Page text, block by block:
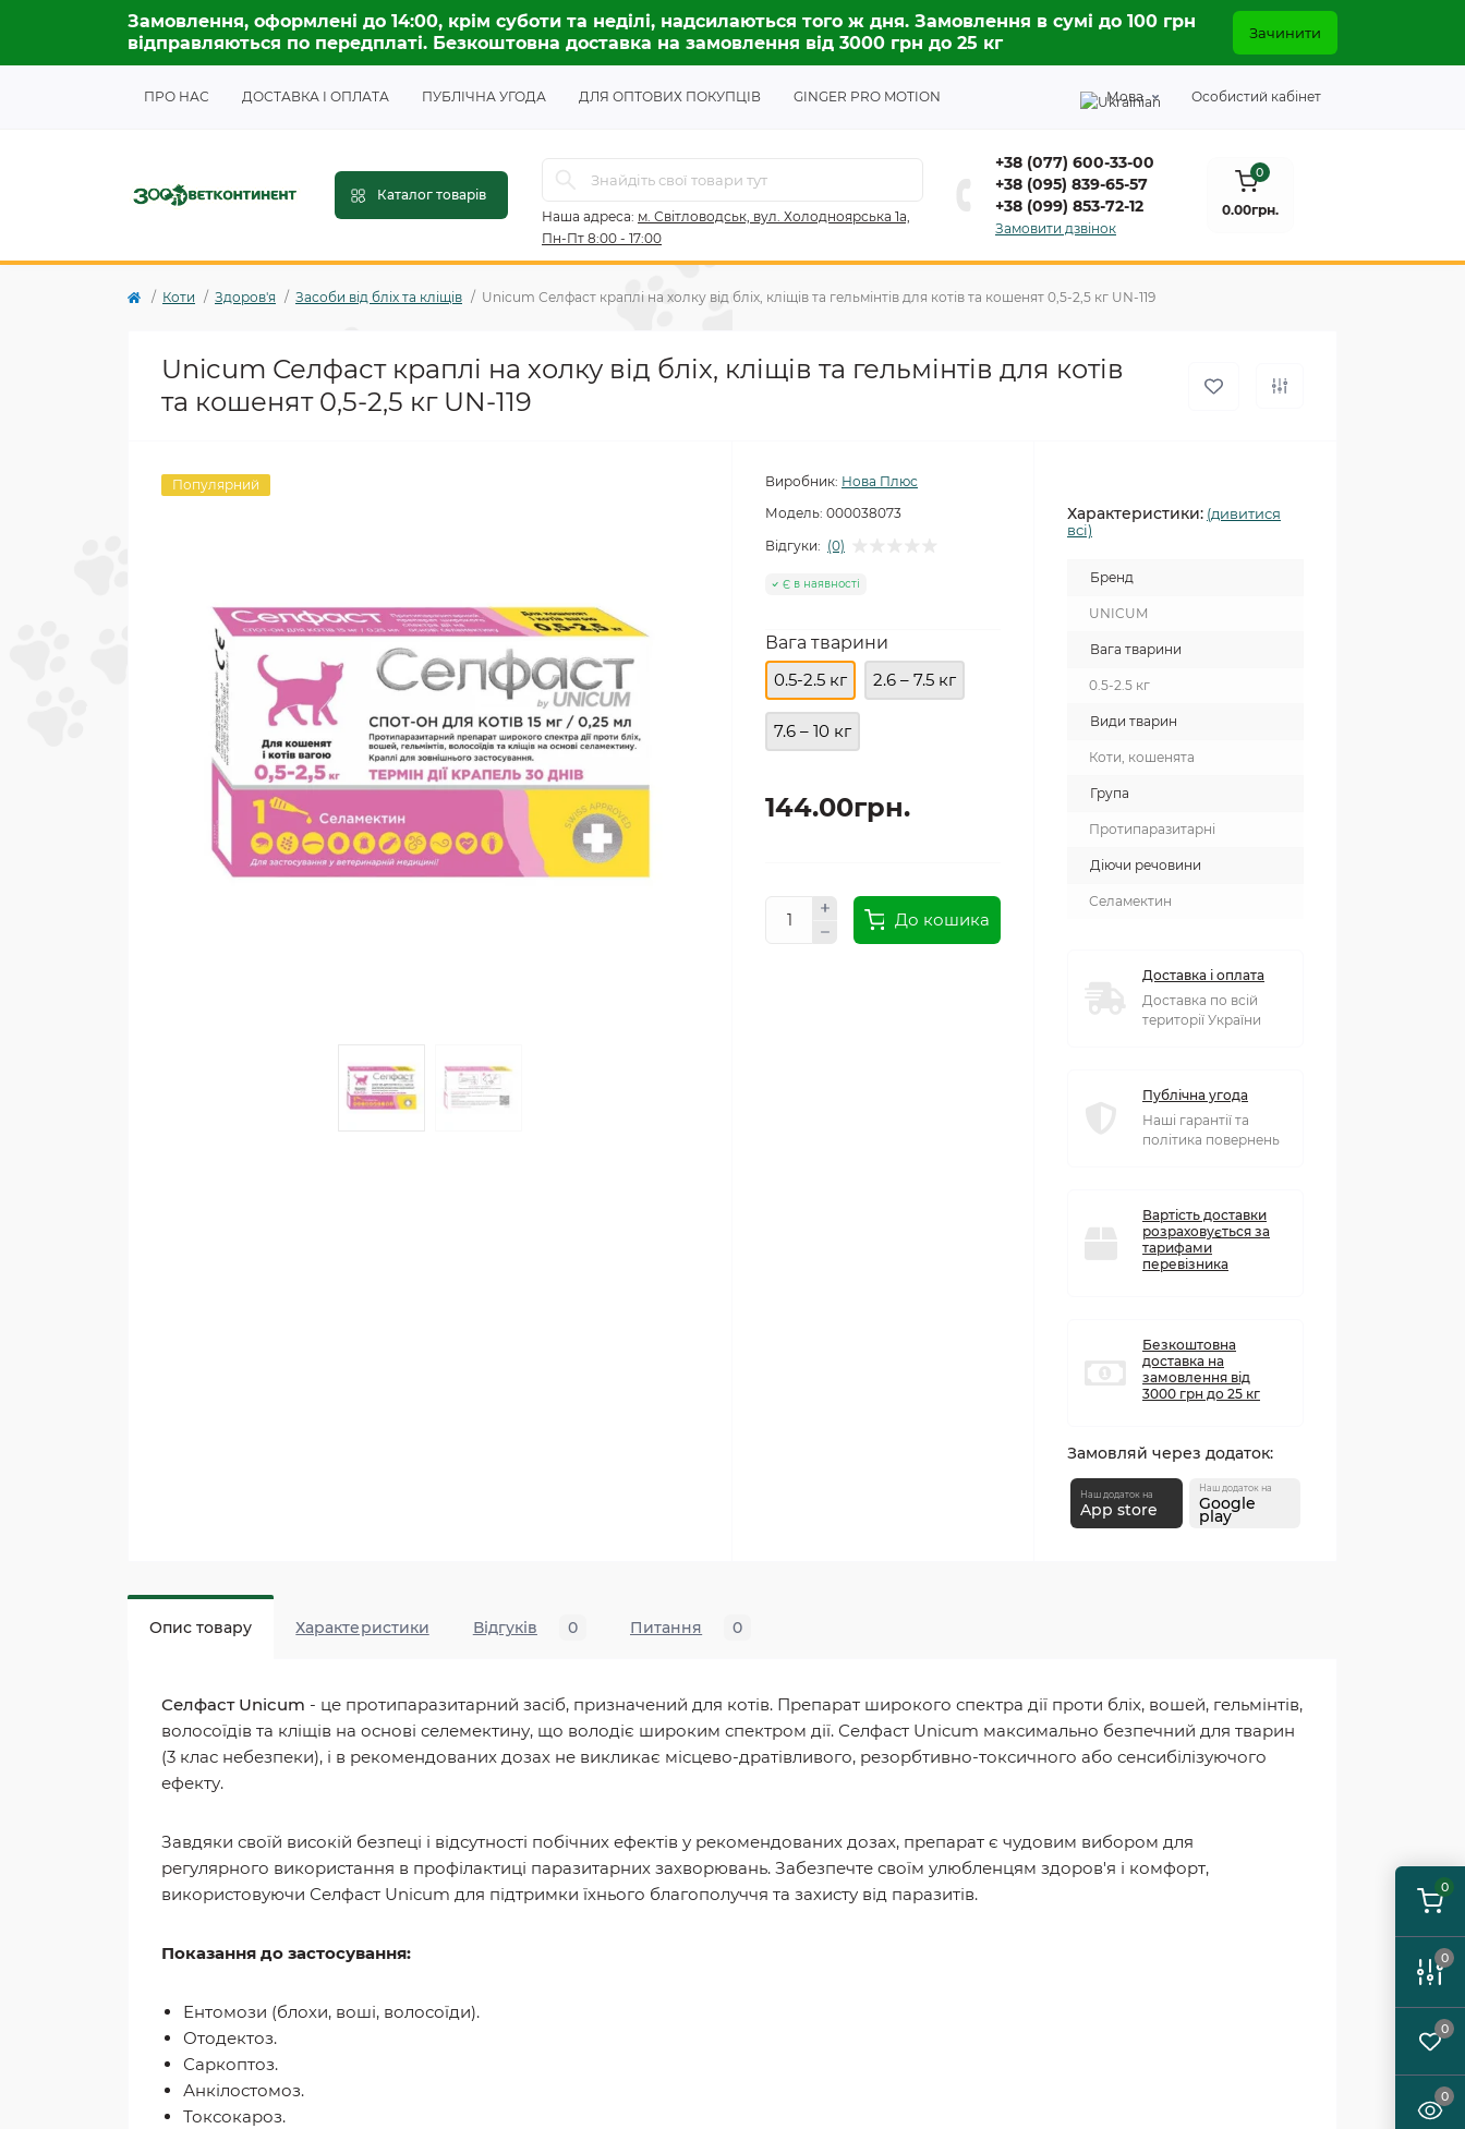
0
0
0
0
Замовлення, оформлені до 14:00, крім суботи та неділі, надсилаються того ж дня. Замовлення в сумі до 100 грн
відправляються по передплаті. Безкоштовна доставка на замовлення від 3000 грн до 25 кг
Зачинити
ПРО НАС ДОСТАВКА І ОПЛАТА ПУБЛІЧНА УГОДА ДЛЯ ОПТОВИХ ПОКУПЦІВ GINGER PRO MOTION Мова Особистий кабінет
Каталог товарів
Наша адреса: м. Світловодськ, вул. Холодноярська 1а,
Пн-Пт 8:00 - 17:00
+38 (077) 600-33-00
+38 (095) 839-65-57
+38 (099) 853-72-12
Замовити дзвінок
0
0.00грн.
Коти Здоров'я Засоби від бліх та кліщів Unicum Селфаст краплі на холку від бліх, кліщів та гельмінтів для котів та кошенят 0,5-2,5 кг UN-119
Unicum Селфаст краплі на холку від бліх, кліщів та гельмінтів для котів
та кошенят 0,5-2,5 кг UN-119
Популярний Виробник: Нова Плюс
Модель: 000038073
Відгуки: (0)
Є в наявності
Вага тварини
0.5-2.5 кг
2.6 – 7.5 кг
7.6 – 10 кг
144.00грн.
До кошика
Характеристики: (дивитися
всі)
Бренд
UNICUM
Вага тварини
0.5-2.5 кг
Види тварин
Коти, кошенята
Група
Протипаразитарні
Діючи речовини
Селамектин
Доставка і оплата
Доставка по всій
території України
Публічна угода
Наші гарантії та
політика повернень
Вартість доставки
розраховується за
тарифами
перевізника
Безкоштовна
доставка на
замовлення від
3000 грн до 25 кг
Замовляй через додаток:
Наш додаток на
App store
Наш додаток на
Google
play
Опис товару Характеристики Відгуків 0 Питання 0
Селфаст Unicum - це протипаразитарний засіб, призначений для котів. Препарат широкого спектра дії проти бліх, вошей, гельмінтів,
волосоїдів та кліщів на основі селемектину, що володіє широким спектром дії. Селфаст Unicum максимально безпечний для тварин
(3 клас небезпеки), і в рекомендованих дозах не викликає місцево-дратівливого, резорбтивно-токсичного або сенсибілізуючого
ефекту.
Завдяки своїй високій безпеці і відсутності побічних ефектів у рекомендованих дозах, препарат є чудовим вибором для
регулярного використання в профілактиці паразитарних захворювань. Забезпечте своїм улюбленцям здоров'я і комфорт,
використовуючи Селфаст Unicum для підтримки їхнього благополуччя та захисту від паразитів.
Показання до застосування:
Ентомози (блохи, воші, волосоїди).
Отодектоз.
Саркоптоз.
Анкілостомоз.
Токсокароз.